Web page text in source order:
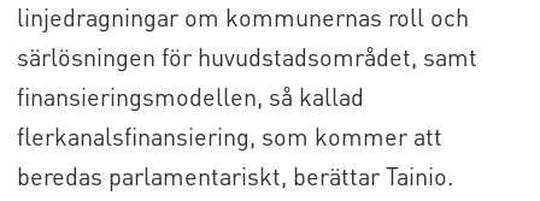
linjedragningar om kommunernas roll och
särlösningen för huvudstadsområdet, samt
finansieringsmodellen, så kallad
flerkanalsfinansiering, som kommer att
beredas parlamentariskt, berättar Tainio.